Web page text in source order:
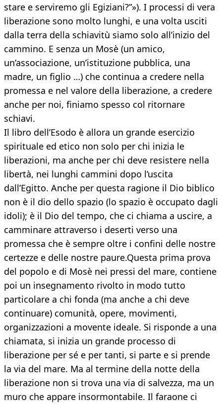
stare e serviremo gli Egiziani?”»). I processi di vera
liberazione sono molto lunghi, e una volta usciti
dalla terra della schiavitù siamo solo all’inizio del
cammino. E senza un Mosè (un amico,
un’associazione, un’istituzione pubblica, una
madre, un figlio …) che continua a credere nella
promessa e nel valore della liberazione, a credere
anche per noi, finiamo spesso col ritornare
schiavi.
Il libro dell’Esodo è allora un grande esercizio
spirituale ed etico non solo per chi inizia le
liberazioni, ma anche per chi deve resistere nella
libertà, nei lunghi cammini dopo l’uscita
dall’Egitto. Anche per questa ragione il Dio biblico
non è il dio dello spazio (lo spazio è occupato dagli
idoli); è il Dio del tempo, che ci chiama a uscire, a
camminare attraverso i deserti verso una
promessa che è sempre oltre i confini delle nostre
certezze e delle nostre paure.Questa prima prova
del popolo e di Mosè nei pressi del mare, contiene
poi un insegnamento rivolto in modo tutto
particolare a chi fonda (ma anche a chi deve
continuare) comunità, opere, movimenti,
organizzazioni a movente ideale. Si risponde a una
chiamata, si inizia un grande processo di
liberazione per sé e per tanti, si parte e si prende
la via del mare. Ma al termine della notte della
liberazione non si trova una via di salvezza, ma un
muro che appare insormontabile. Il faraone ci